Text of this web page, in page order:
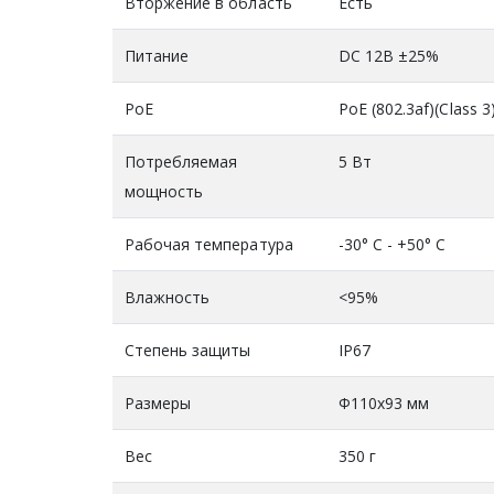
Питание DC 12В ±25%
PoE PoE (802.3af)(Class
Потребляемая
мощность
5 Вт
Рабочая температура -30° C - +50° C
Влажность <95%
Степень защиты IP67
Размеры Ф110х93 мм
Вес 350 г